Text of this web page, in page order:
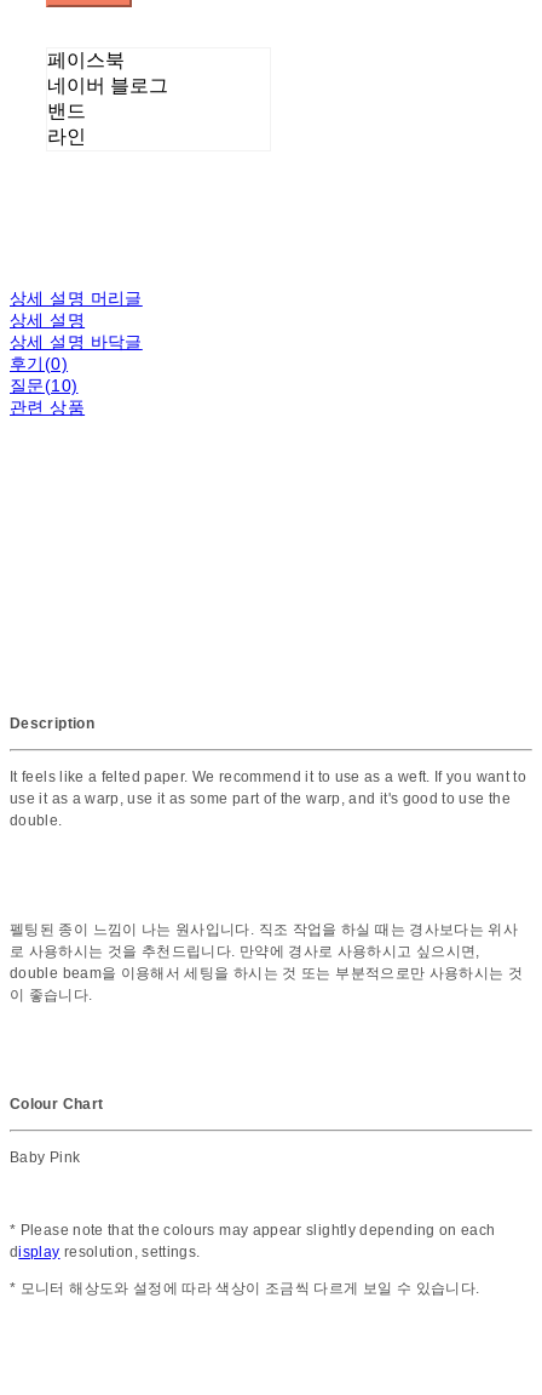
페이스북
네이버 블로그
밴드
라인
상세 설명 머리글
상세 설명
상세 설명 바닥글
후기(0)
질문(10)
관련 상품
Description
It feels like a felted paper. We recommend it to use as a weft. If you want to
use it as a warp, use it as some part of the warp, and it's good to use the
double.
펠팅된 종이 느낌이 나는 원사입니다. 직조 작업을 하실 때는 경사보다는 위사
로 사용하시는 것을 추천드립니다. 만약에 경사로 사용하시고 싶으시면,
double beam을 이용해서 세팅을 하시는 것 또는 부분적으로만 사용하시는 것
이 좋습니다.
Colour Chart
Baby Pink
* Please note that the colours may appear slightly depending on each
display resolution, settings.
* 모니터 해상도와 설정에 따라 색상이 조금씩 다르게 보일 수 있습니다.